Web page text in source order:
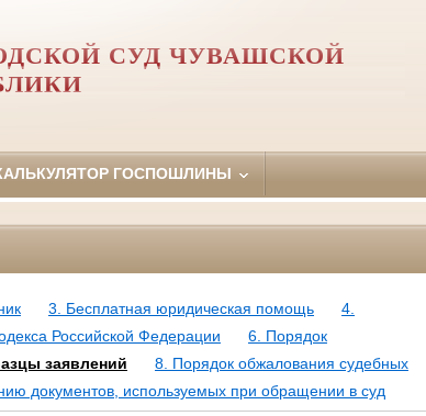
СУД ЧУВАШСКОЙ
ГОСПОШЛИНЫ
3. Бесплатная юридическая помощь
4.
Российской Федерации
6. Порядок
заявлений
8. Порядок обжалования судебных
документов, используемых при обращении в суд